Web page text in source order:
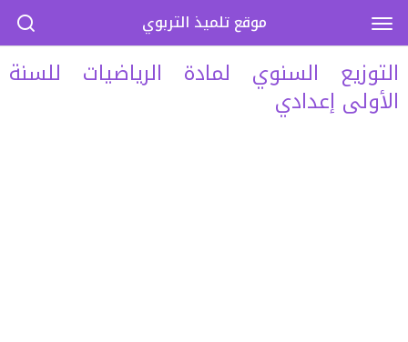
التوزيع السنوي لمادة الرياضيات للسنة
الأولى إعدادي
موقع تلميذ التربوي